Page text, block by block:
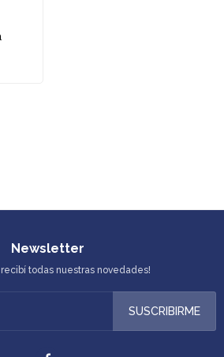
Newsletter
recibí todas nuestras novedades!
SUSCRIBIRME